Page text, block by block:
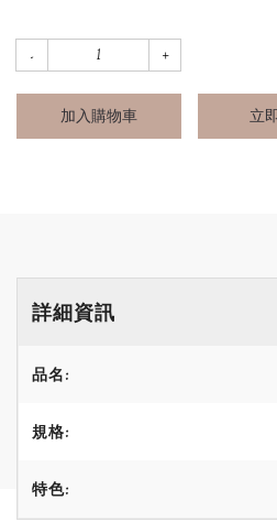
加入購物車 立
詳細資訊
品名:
規格:
特色: